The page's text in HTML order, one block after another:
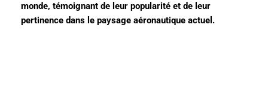
monde, témoignant de leur popularité et de leur
pertinence dans le paysage aéronautique actuel.